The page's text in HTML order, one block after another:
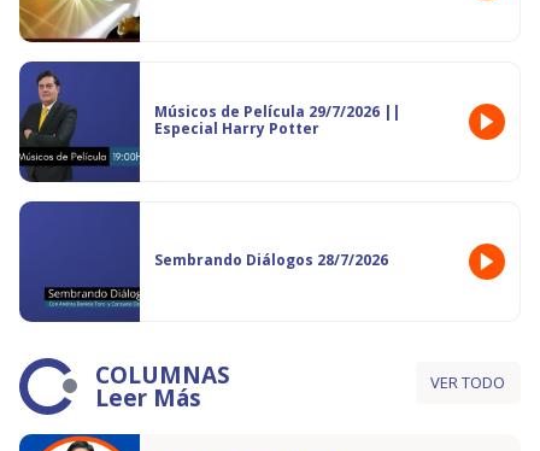
Músicos de Película 29/7/2026 ||
Especial Harry Potter
Sembrando Diálogos 28/7/2026
COLUMNAS
Leer Más VER TODO